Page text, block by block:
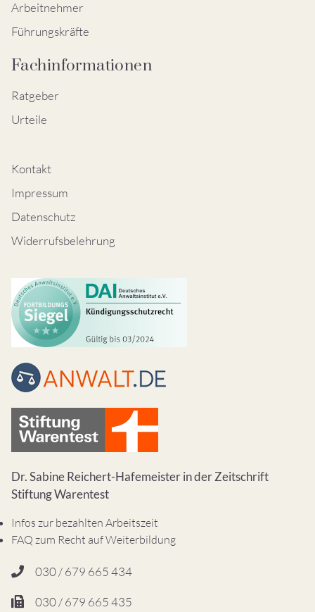
Arbeitnehmer
Führungskräfte
Fachinformationen
Ratgeber
Urteile
Kontakt
Impressum
Datenschutz
Widerrufsbelehrung
Dr. Sabine Reichert-Hafemeister in der Zeitschrift
Stiftung Warentest
Infos zur bezahlten Arbeitszeit
FAQ zum Recht auf Weiterbildung
030 / 679 665 434
030 / 679 665 435